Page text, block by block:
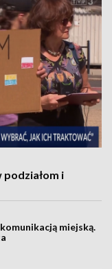
podziałom i
miejską.